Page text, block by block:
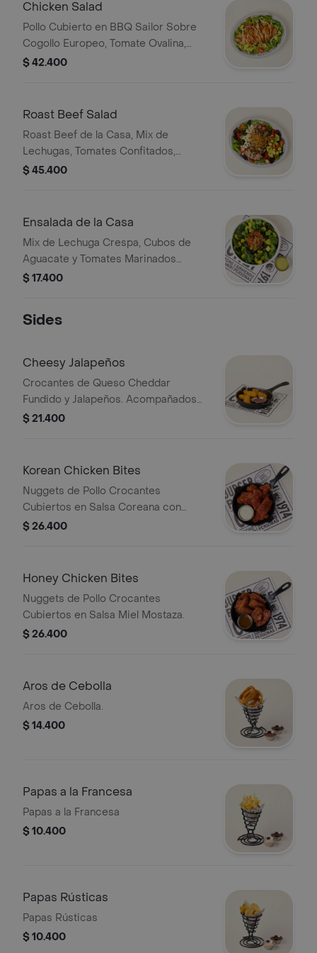
Chicken Salad
Pollo Cubierto en BBQ Sailor Sobre
Cogollo Europeo, Tomate Ovalina,
Pepino Fresco, Cebolla Morada,
de Queso Azul.
$ 42.400
Roast Beef Salad
Roast Beef de la Casa, Mix de
Lechugas, Tomates Confitados,
Puerro Crocante, Queso Feta,
$ 45.400
Ensalada de la Casa
Mix de Lechuga Crespa, Cubos de
Aguacate y Tomates Marinados
Acompañados de Vinagreta de
$ 17.400
Sides
Cheesy Jalapeños
Crocantes de Queso Cheddar
Fundido y Jalapeños. Acompañados
de Dip de Sweet Ginger.
$ 21.400
Korean Chicken Bites
Nuggets de Pollo Crocantes
Cubiertos en Salsa Coreana con
Gochujang y Ajonjolí. Acompañados
$ 26.400
Honey Chicken Bites
Nuggets de Pollo Crocantes
Cubiertos en Salsa Miel Mostaza.
$ 26.400
Aros de Cebolla
Aros de Cebolla.
$ 14.400
Papas a la Francesa
Papas a la Francesa
$ 10.400
Papas Rústicas
Papas Rústicas
$ 10.400